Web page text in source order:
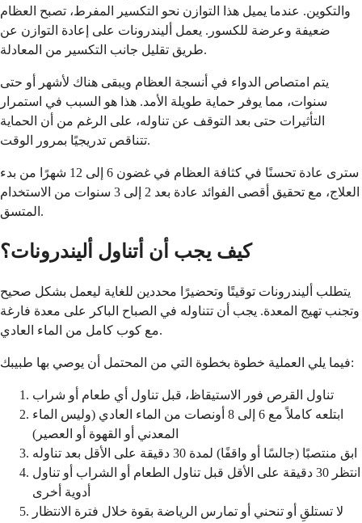
والتكوين. عندما يميل هذا التوازن نحو التكسير المفرط، تصبح العظام
ضعيفة وعرضة للكسور. يعمل أليندرونات على إعادة التوازن عن
طريق تقليل جانب التكسير من المعادلة.
يتم امتصاص الدواء في أنسجة العظام ويبقى هناك لأشهر أو حتى
سنوات، مما يوفر حماية طويلة الأمد. هذا هو السبب في استمرار
التأثيرات حتى بعد التوقف عن تناوله، على الرغم من أن الحماية
تتناقص تدريجيًا بمرور الوقت.
سترى عادة تحسنًا في كثافة العظام في غضون 6 إلى 12 شهرًا من بدء
العلاج، مع تحقيق أقصى الفوائد عادة بعد 2 إلى 3 سنوات من الاستخدام
المتسق.
كيف يجب أن أتناول أليندرونات؟
يتطلب أليندرونات توقيتًا وتحضيرًا محددين للغاية ليعمل بشكل صحيح
وتجنب تهيج المعدة. يجب أن تتناوله في الصباح الباكر على معدة فارغة
مع كوب كامل من الماء العادي.
فيما يلي العملية خطوة بخطوة التي من المحتمل أن يوصي بها طبيبك:
تناول القرص فور الاستيقاظ، قبل تناول أي طعام أو شراب
ابتلعه كاملاً مع 6 إلى 8 أونصات من الماء العادي (وليس الماء
المعدني أو القهوة أو العصير)
ابق منتصبًا (جالسًا أو واقفًا) لمدة 30 دقيقة على الأقل بعد تناوله
انتظر 30 دقيقة على الأقل قبل تناول الطعام أو الشراب أو تناول
أدوية أخرى
لا تستلقِ أو تنحني أو تمارس الرياضة بقوة خلال فترة الانتظار